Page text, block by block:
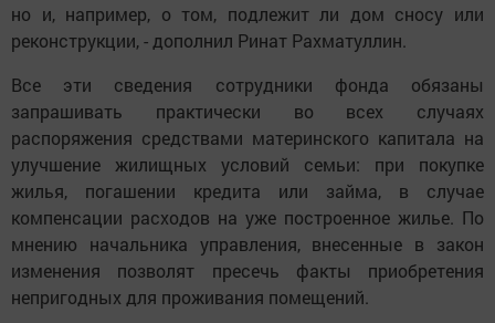
но и, например, о том, подлежит ли дом сносу или
реконструкции, - дополнил Ринат Рахматуллин.
Все эти сведения сотрудники фонда обязаны
запрашивать практически во всех случаях
распоряжения средствами материнского капитала на
улучшение жилищных условий семьи: при покупке
жилья, погашении кредита или займа, в случае
компенсации расходов на уже построенное жилье. По
мнению начальника управления, внесенные в закон
изменения позволят пресечь факты приобретения
непригодных для проживания помещений.